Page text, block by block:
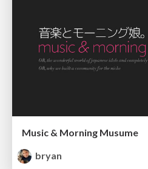
Music & Morning Musume
bryan